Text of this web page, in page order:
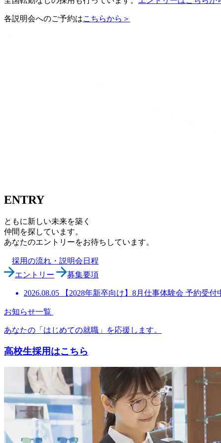
各説明会へのご予約はこちらから＞
ENTRY
ともに新しい未来を築く
仲間を探しています。
あなたのエントリーをお待ちしています。
採用の流れ・説明会日程
エントリー
募集要項
2026.08.05 【2028年新卒向け】8月仕事体験会 予約受付
お知らせ一覧
あなたの「はじめての就職」を応援します。
高校生採用はこちら